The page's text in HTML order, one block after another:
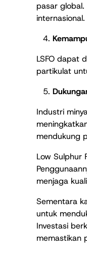
pasar
internasional.
LSFO dapat
partikulat
Industri
mendukung
Low Sulphur
menjaga
Sementara
untuk
Investasi
memastikan